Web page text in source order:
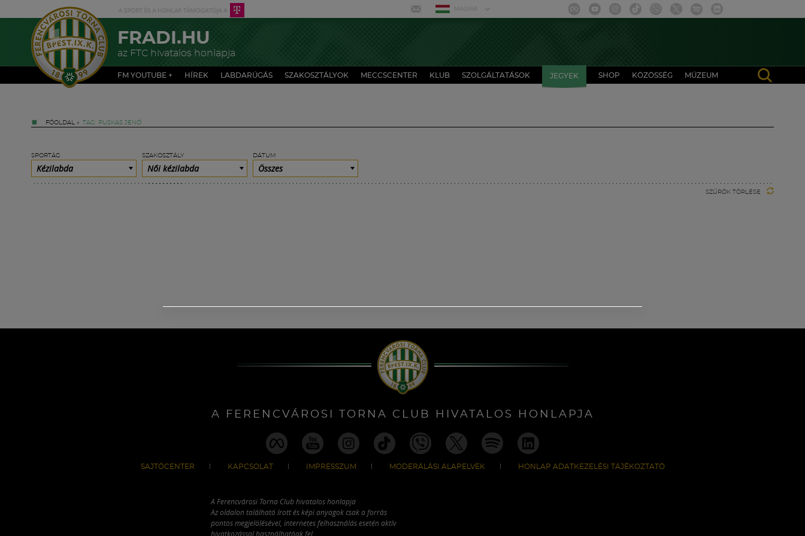
MAGYAR
FRADI.HU
az FTC hivatalos honlapja
FM YOUTUBE + HÍREK LABDARÚGÁS SZAKOSZTÁLYOK MECCSCENTER KLUB SZOLGÁLTATÁSOK JEGYEK SHOP KÖZÖSSÉG MÚZEUM
FŐOLDAL » TAG: PUSKÁS JENŐ
SPORTÁG
Kézilabda
SZAKOSZTÁLY
Női kézilabda
DÁTUM
Összes
SZŰRŐK TÖRLÉSE
A FERENCVÁROSI TORNA CLUB HIVATALOS HONLAPJA
SAJTÓCENTER KAPCSOLAT IMPRESSZUM MODERÁLÁSI ALAPELVEK HONLAP ADATKEZELÉSI TÁJÉKOZTATÓ
A Ferencvárosi Torna Club hivatalos honlapja
Az oldalon található írott és képi anyagok csak a forrás
pontos megjelölésével, internetes felhasználás esetén aktív
hivatkozással használhatóak fel.